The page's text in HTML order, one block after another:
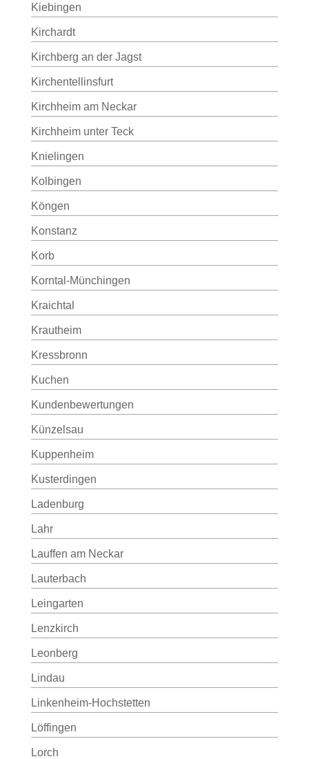
Kiebingen
Kirchardt
Kirchberg an der Jagst
Kirchentellinsfurt
Kirchheim am Neckar
Kirchheim unter Teck
Knielingen
Kolbingen
Köngen
Konstanz
Korb
Korntal-Münchingen
Kraichtal
Krautheim
Kressbronn
Kuchen
Kundenbewertungen
Künzelsau
Kuppenheim
Kusterdingen
Ladenburg
Lahr
Lauffen am Neckar
Lauterbach
Leingarten
Lenzkirch
Leonberg
Lindau
Linkenheim-Hochstetten
Löffingen
Lorch